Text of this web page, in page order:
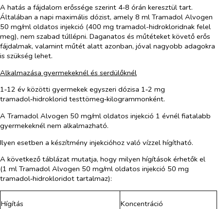
A hatás a fájdalom erőssége szerint 4‑8 órán keresztül tart.
Általában a napi maximális dózist, amely 8 ml Tramadol Alvogen
50 mg/ml oldatos injekció (400 mg tramadol-hidrokloridnak felel
meg), nem szabad túllépni. Daganatos és műtéteket követő erős
fájdalmak, valamint műtét alatt azonban, jóval nagyobb adagokra
is szükség lehet.
Alkalmazása gyermekeknél és serdülőknél
1‑12 év közötti gyermekek egyszeri dózisa 1‑2 mg
tramadol‑hidroklorid testtömeg‑kilogrammonként.
A Tramadol Alvogen 50 mg/ml oldatos injekció 1 évnél fiatalabb
gyermekeknél nem alkalmazható.
Ilyen esetben a készítmény injekcióhoz való vízzel hígítható.
A következő táblázat mutatja, hogy milyen hígítások érhetők el
(1 ml Tramadol Alvogen 50 mg/ml oldatos injekció 50 mg
tramadol‑hidrokloridot tartalmaz):
Hígítás
Koncentráció